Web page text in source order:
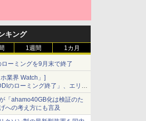
キング
1週間 1カ月
ーミングを9月末で終了
業界 Watch」]
のローミング終了」、エリア
と楽天モバイルの課題
「ahamo40GB化は検証のた
への考え方にも言及